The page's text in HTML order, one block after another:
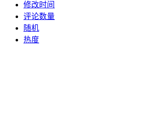
修改时间
评论数量
随机
热度